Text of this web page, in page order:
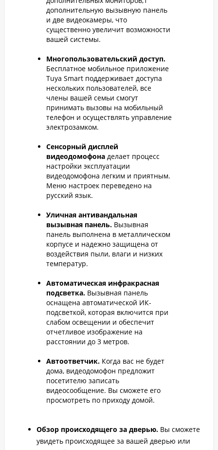
дополнительную вызывную панель
и две видеокамеры, что
существенно увеличит возможности
вашей системы.
Многопользовательский доступ.
Бесплатное мобильное приложение
Tuya Smart поддерживает доступа
нескольких пользователей, все
члены вашей семьи смогут
принимать вызовы на мобильный
телефон и осуществлять управление
электрозамком.
Сенсорный дисплей
видеодомофона делает процесс
настройки эксплуатации
видеодомофона легким и приятным.
Меню настроек переведено на
русский язык.
Уличная антивандальная
вызывная панель. Вызывная
панель выполнена в металлическом
корпусе и надежно защищена от
воздействия пыли, влаги и низких
температур.
Автоматическая инфракрасная
подсветка. Вызывная панель
оснащена автоматической ИК-
подсветкой, которая включится при
слабом освещении и обеспечит
отчетливое изображение на
расстоянии до 3 метров.
Автоответчик. Когда вас не будет
дома, видеодомофон предложит
посетителю записать
видеосообщение. Вы сможете его
просмотреть по приходу домой.
Обзор происходящего за дверью. Вы сможете
увидеть происходящее за вашей дверью или